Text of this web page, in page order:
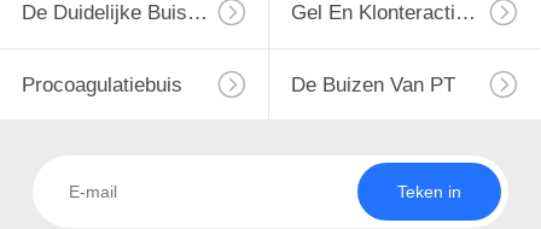
De Duidelijke Buis Van De Bloedinzameling Gel En Klonteractivator Buis
Procoagulatiebuis De Buizen Van PT
Teken in